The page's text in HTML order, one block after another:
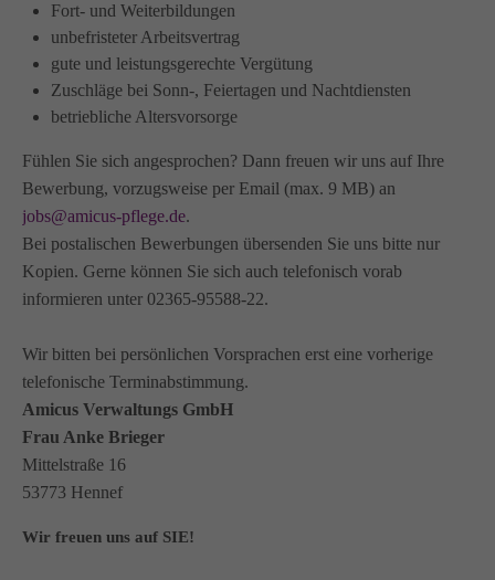
Fort- und Weiterbildungen
unbefristeter Arbeitsvertrag
gute und leistungsgerechte Vergütung
Zuschläge bei Sonn-, Feiertagen und Nachtdiensten
betriebliche Altersvorsorge
Fühlen Sie sich angesprochen? Dann freuen wir uns auf Ihre
Bewerbung, vorzugsweise per Email (max. 9 MB) an
jobs@amicus-pflege.de.
Bei postalischen Bewerbungen übersenden Sie uns bitte nur
Kopien. Gerne können Sie sich auch telefonisch vorab
informieren unter 02365-95588-22.
Wir bitten bei persönlichen Vorsprachen erst eine vorherige
telefonische Terminabstimmung.
Amicus Verwaltungs GmbH
Frau Anke Brieger
Mittelstraße 16
53773 Hennef
Wir freuen uns auf SIE!